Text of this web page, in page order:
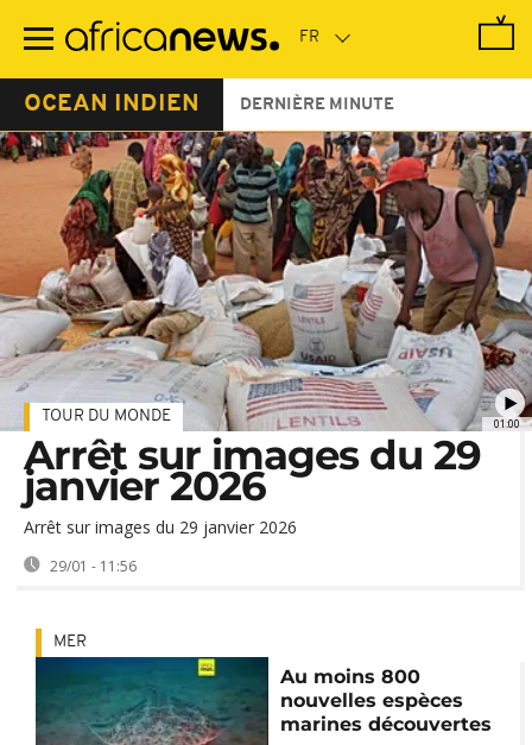
contenu
OCEAN INDIEN DERNIÈRE MINUTE
01:00
TOUR DU MONDE
Arrêt sur images du 29
janvier 2026
Arrêt sur images du 29 janvier 2026
29/01 - 11:56
MER
Au moins 800
nouvelles espèces
marines découvertes